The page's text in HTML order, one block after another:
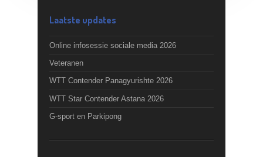
Laatste updates
Online infosessie sociale media 2026
Veteranen
WTT Contender Panagyurishte 2026
WTT Star Contender Astana 2026
G-sport en Parkipong